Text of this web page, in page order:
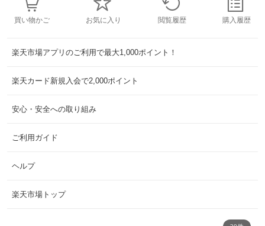
買い物かご お気に入り 閲覧履歴 購入履歴
楽天市場アプリのご利用で最大1,000ポイント！
楽天カード新規入会で2,000ポイント
安心・安全への取り組み
ご利用ガイド
ヘルプ
楽天市場トップ